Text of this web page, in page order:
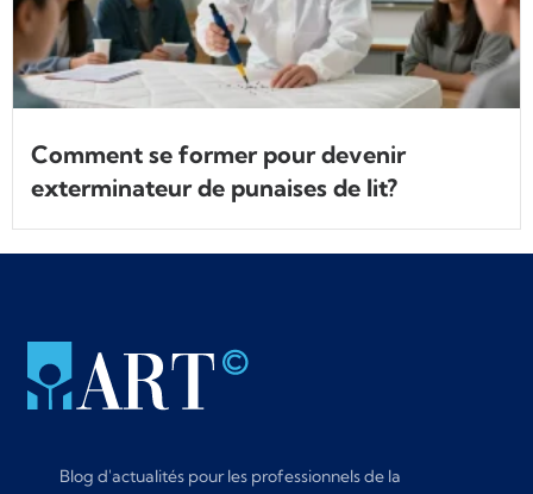
Comment se former pour devenir
exterminateur de punaises de lit?
Blog d'actualités pour les professionnels de la